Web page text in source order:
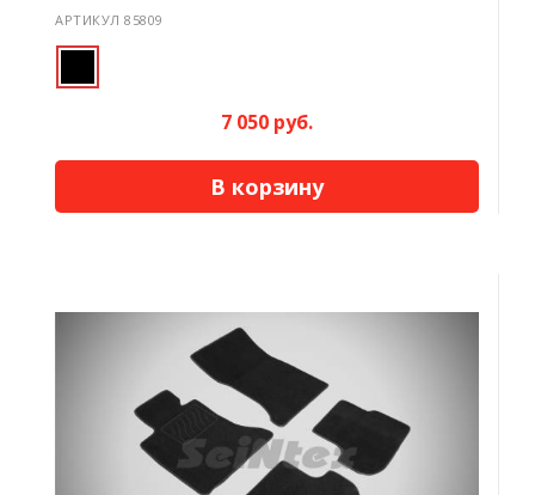
АРТИКУЛ 85809
7 050 руб.
В корзину